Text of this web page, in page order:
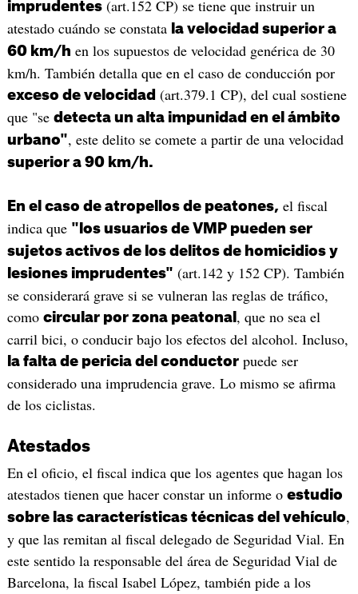
imprudentes(art.152 CP) se tiene que instruir un
atestado cuándo se constata la velocidad superior a
60 km/h en los supuestos de velocidad genérica de 30
km/h. También detalla que en el caso de conducción por
exceso de velocidad (art.379.1 CP), del cual sostiene
que "se detecta un alta impunidad en el ámbito
urbano", este delito se comete a partir de una velocidad
superior a 90 km/h.
En el caso de atropellos de peatones, el fiscal
indica que "los usuarios de VMP pueden ser
sujetos activos de los delitos de homicidios y
lesiones imprudentes" (art.142 y 152 CP). También
se considerará grave si se vulneran las reglas de tráfico,
como circular por zona peatonal , que no sea el
carril bici, o conducir bajo los efectos del alcohol. Incluso,
la falta de pericia del conductorpuede ser
considerado una imprudencia grave. Lo mismo se afirma
de los ciclistas.
Atestados
En el oficio, el fiscal indica que los agentes que hagan los
atestados tienen que hacer constar un informe o estudio
sobre las características técnicas del vehículo,
y que las remitan al fiscal delegado de Seguridad Vial. En
este sentido la responsable del área de Seguridad Vial de
Barcelona, la fiscal Isabel López, también pide a los